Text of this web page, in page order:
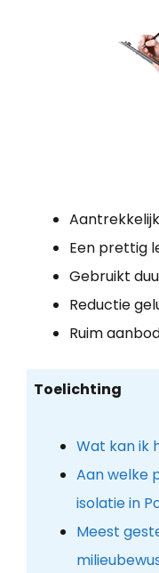
Een prettig
Gebruikt
Reductie
Ruim
Toelichting
Wat kan ik
Aan welke
isolatie in
Meest